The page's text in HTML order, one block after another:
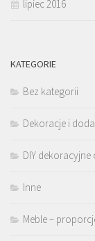
lipiec 2016
KATEGORIE
Bez kategorii
Dekoracje i
DIY
Inne
Meble –